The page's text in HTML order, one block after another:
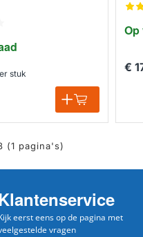
stuk
Op
€
(1 pagina's)
eerst eens op de pagina met
vragen